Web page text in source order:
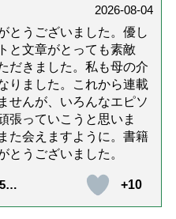
2026-08-04
とうございました。優し
と文章がとっても素敵
だきました。私も母の介
りました。これから連載
せんが、いろんなエピソ
張っていこうと思いま
た会えますように。書籍
とうございました。
+10